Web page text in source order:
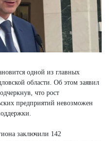
одной из главных
области. Об этом заявил
что рост
предприятий невозможен
заключили 142